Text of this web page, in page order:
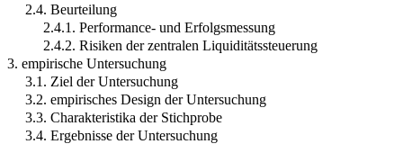
2.4. Beurteilung
2.4.1. Performance- und Erfolgsmessung
2.4.2. Risiken der zentralen Liquiditätssteuerung
3. empirische Untersuchung
3.1. Ziel der Untersuchung
3.2. empirisches Design der Untersuchung
3.3. Charakteristika der Stichprobe
3.4. Ergebnisse der Untersuchung